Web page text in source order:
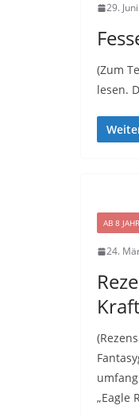
29.
(Zum
lesen.
AB 8
24.
„Eagle